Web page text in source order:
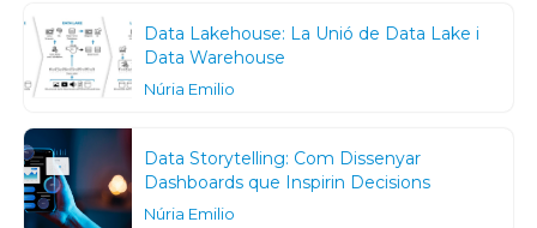
Data Lakehouse: La Unió de Data Lake i
Data Warehouse
Núria Emilio
Data Storytelling: Com Dissenyar
Dashboards que Inspirin Decisions
Núria Emilio